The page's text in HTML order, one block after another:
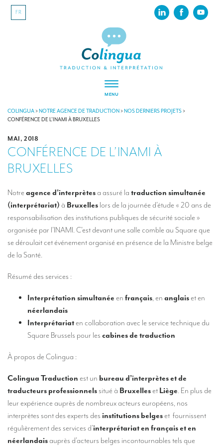
FR
MENU
À PROPOS
RSE
Nos derniers projets
INTERPRÉTATION
Nos services d’interprétation
Interprétation simultanée à distance (en ligne)
Interprétation simultanée en cabine
Interprétation simultanée mobile
Interprétation simultanée pour petits groupes
Accompagnement de personnalités
Des interprètes à Bruxelles
Des interprètes de conférences à Liège
Combien coûte un interprète ?
TRADUCTION
COLINGUA>NOTRE AGENCE DE TRADUCTION>NOS DERNIERS PROJETS>
CONFÉRENCE DE L’INAMI À BRUXELLES
MAI, 2018
CONFÉRENCE DE L’INAMI À
BRUXELLES
Notre agence d’interprètesa assuré la traduction simultanée
(interprétariat) à Bruxelles lors de la journée d’étude « 20 ans de
responsabilisation des institutions publiques de sécurité sociale »
organisée par l’INAMI. C’est devant une salle comble au Square que
se déroulait cet événement organisé en présence de la Ministre belge
de la Santé.
Résumé des services :
Interprétation simultanée en français, en anglaiset en
néerlandais
Interprétariaten collaboration avec le service technique du
Square Brussels pour les cabines de traduction
À propos de Colingua :
Colingua Traduction est un bureau d’interprètes et de
traducteurs professionnelssitué à Bruxelleset Liège. En plus de
leur expérience auprès de nombreux acteurs européens, nos
interprètes sont des experts des institutions belgeset fournissent
régulièrement des services d’interprétariat en français et en
néerlandaisauprès d’acteurs belges incontournables tels que